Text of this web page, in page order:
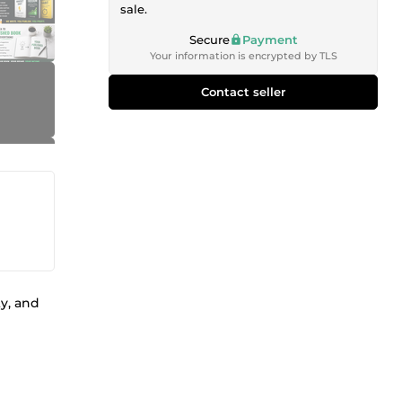
and
sale.
Secure Payment
Your information is encrypted by TLS
Contact seller